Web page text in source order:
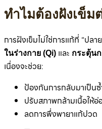
ทำไมต้องฝังเข็ม
การฝังเข็มไม่ใช่การแก้ที่ “ปลา
ในร่างกาย (Qi) และ กระตุ้น
เนื่องจะช่วย:
ป้องกันการกลับมาเป็นซ้
ปรับสภาพกล้ามเนื้อให้
ลดการพึ่งพายาแก้ปวด